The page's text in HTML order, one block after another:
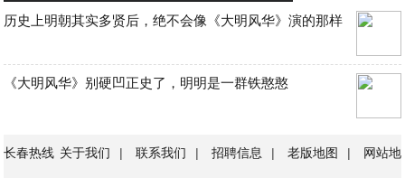
历史上明朝其实多贤后，绝不会像《大明风华》演的那样
《大明风华》别硬凹正史了，明明是一群铁憨憨
长春热线 关于我们 | 联系我们 | 招聘信息 | 老版地图 | 网站地